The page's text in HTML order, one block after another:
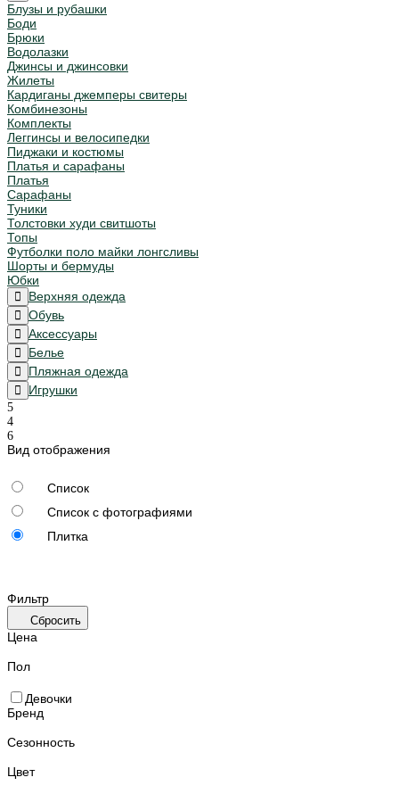
Блузы и рубашки
Боди
Брюки
Водолазки
Джинсы и джинсовки
Жилеты
Кардиганы джемперы свитеры
Комбинезоны
Комплекты
Леггинсы и велосипедки
Пиджаки и костюмы
Платья и сарафаны
Платья
Сарафаны
Туники
Толстовки худи свитшоты
Топы
Футболки поло майки лонгсливы
Шорты и бермуды
Юбки
Верхняя одежда
Обувь
Аксессуары
Белье
Пляжная одежда
Игрушки
Вид отображения
Список
Список с фотографиями
Плитка
Фильтр
Сбросить
Цена
Пол
Девочки
Бренд
Сезонность
Цвет